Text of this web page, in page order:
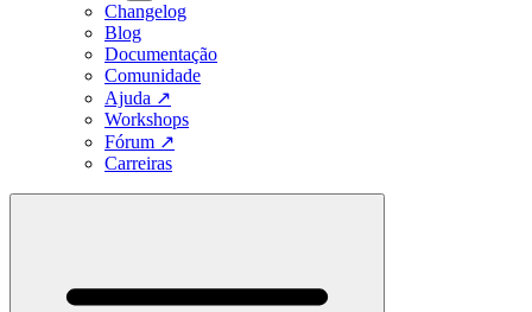
Changelog
Blog
Documentação
Comunidade
Ajuda ↗
Workshops
Fórum ↗
Carreiras